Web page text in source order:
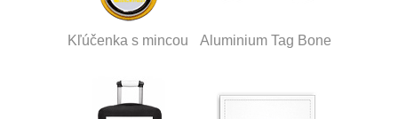
Kľúčenka s mincou Aluminium Tag Bone